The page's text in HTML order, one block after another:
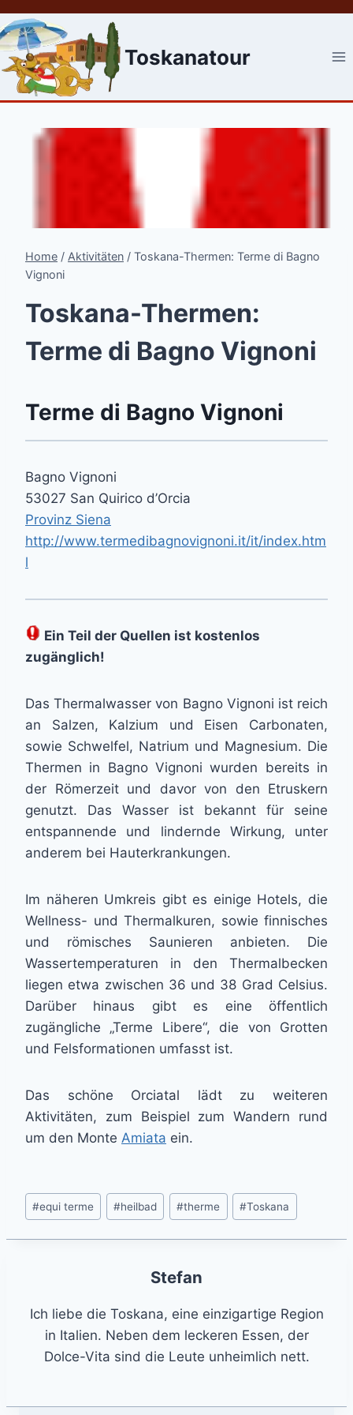
Skip
to
content
Toskanatour
Home / Aktivitäten / Toskana-Thermen: Terme di Bagno
Vignoni
Toskana-Thermen:
Terme di Bagno Vignoni
Terme di Bagno Vignoni
Bagno Vignoni
53027 San Quirico d’Orcia
Provinz Siena
http://www.termedibagnovignoni.it/it/index.htm
l
Ein Teil der Quellen ist kostenlos
zugänglich!
Das Thermalwasser von Bagno Vignoni ist reich
an Salzen, Kalzium und Eisen Carbonaten,
sowie Schwelfel, Natrium und Magnesium. Die
Thermen in Bagno Vignoni wurden bereits in
der Römerzeit und davor von den Etruskern
genutzt. Das Wasser ist bekannt für seine
entspannende und lindernde Wirkung, unter
anderem bei Hauterkrankungen.
Im näheren Umkreis gibt es einige Hotels, die
Wellness- und Thermalkuren, sowie finnisches
und römisches Saunieren anbieten. Die
Wassertemperaturen in den Thermalbecken
liegen etwa zwischen 36 und 38 Grad Celsius.
Darüber hinaus gibt es eine öffentlich
zugängliche „Terme Libere“, die von Grotten
und Felsformationen umfasst ist.
Das schöne Orciatal lädt zu weiteren
Aktivitäten, zum Beispiel zum Wandern rund
um den Monte Amiata ein.
Post
Tags:
#equi terme #heilbad #therme #Toskana
Stefan
Ich liebe die Toskana, eine einzigartige Region
in Italien. Neben dem leckeren Essen, der
Dolce-Vita sind die Leute unheimlich nett.